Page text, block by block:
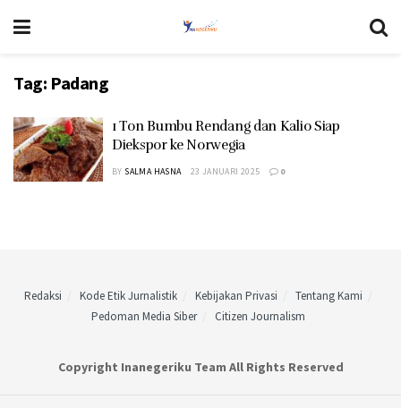
Tag: Padang
1 Ton Bumbu Rendang dan Kalio Siap
Diekspor ke Norwegia
BY SALMA HASNA 23 JANUARI 2025 0
Redaksi Kode Etik Jurnalistik Kebijakan Privasi
Tentang Kami
Pedoman Media Siber
Citizen Journalism
Copyright Inanegeriku Team All Rights Reserved